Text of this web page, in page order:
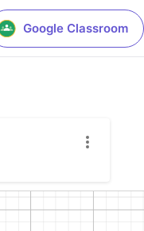
Google Classroom